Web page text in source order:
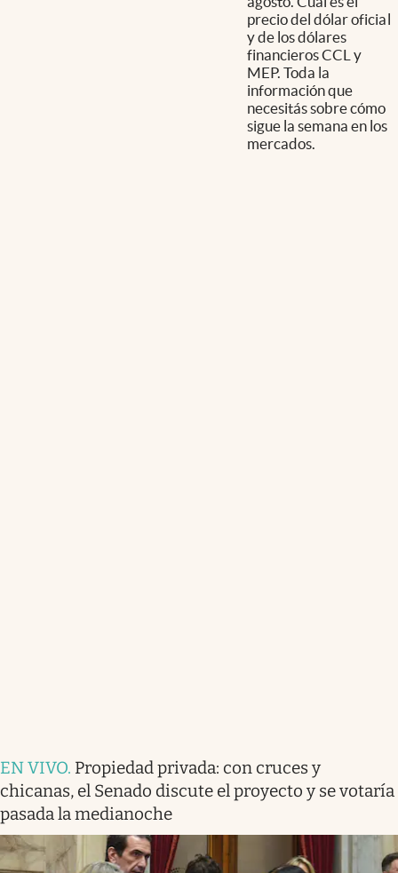
precio del dólar oficial
y de los dólares
financieros CCL y
MEP. Toda la
información que
necesitás sobre cómo
sigue la semana en los
mercados.
EN VIVO. Propiedad privada: con cruces y
chicanas, el Senado discute el proyecto y se votaría
pasada la medianoche